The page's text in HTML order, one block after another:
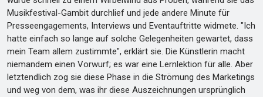
Musikfestival-Gambit durchlief und jede andere Minute für
Presseengagements, Interviews und Eventauftritte widmete. "Ich
hatte einfach so lange auf solche Gelegenheiten gewartet, dass
mein Team allem zustimmte", erklärt sie. Die Künstlerin macht
niemandem einen Vorwurf; es war eine Lernlektion für alle. Aber
letztendlich zog sie diese Phase in die Strömung des Marketings
und weg von dem, was ihr diese Auszeichnungen ursprünglich